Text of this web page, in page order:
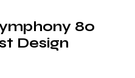
80
Design